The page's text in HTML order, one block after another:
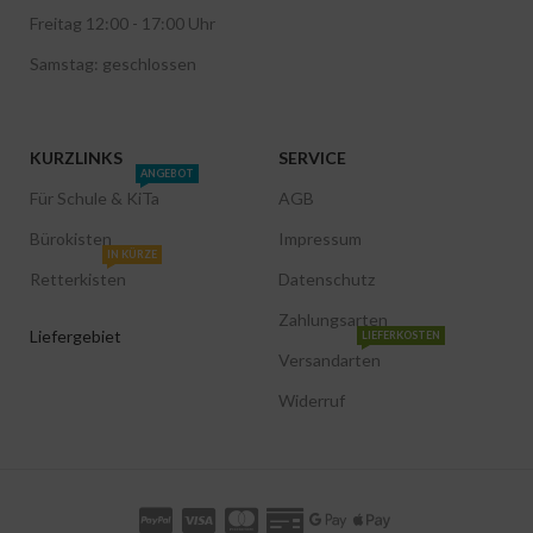
Freitag 12:00 - 17:00 Uhr
Samstag: geschlossen
KURZLINKS
Für Schule & KiTa
ANGEBOT
Bürokisten
Retterkisten
IN KÜRZE
Liefergebiet
SERVICE
AGB
Impressum
Datenschutz
Zahlungsarten
Versandarten
LIEFERKOSTEN
Widerruf